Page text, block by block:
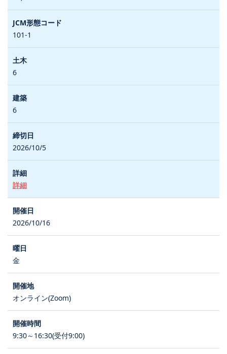
101-1
6
6
2026/10/5
詳細
2026/10/16
金
オンライン(Zoom)
9:30～16:30(受付9:00)